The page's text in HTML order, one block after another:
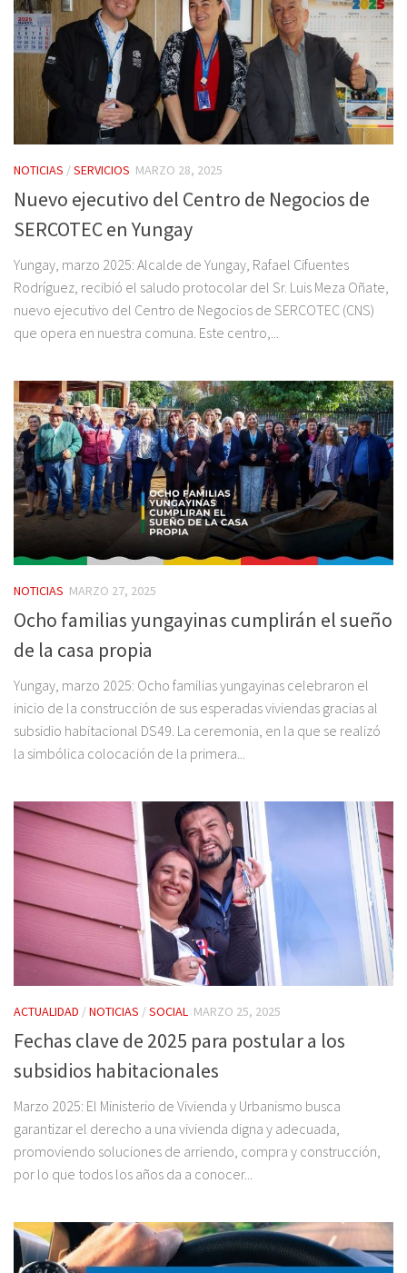
NOTICIAS /SERVICIOS MARZO 28, 2025
Nuevo ejecutivo del Centro de Negocios de
SERCOTEC en Yungay
Yungay, marzo 2025: Alcalde de Yungay, Rafael Cifuentes
Rodríguez, recibió el saludo protocolar del Sr. Luis Meza Oñate,
nuevo ejecutivo del Centro de Negocios de SERCOTEC (CNS)
que opera en nuestra comuna. Este centro,...
NOTICIAS MARZO 27, 2025
Ocho familias yungayinas cumplirán el sueño
de la casa propia
Yungay, marzo 2025: Ocho familias yungayinas celebraron el
inicio de la construcción de sus esperadas viviendas gracias al
subsidio habitacional DS49. La ceremonia, en la que se realizó
la simbólica colocación de la primera...
ACTUALIDAD /NOTICIAS /SOCIAL MARZO 25, 2025
Fechas clave de 2025 para postular a los
subsidios habitacionales
Marzo 2025: El Ministerio de Vivienda y Urbanismo busca
garantizar el derecho a una vivienda digna y adecuada,
promoviendo soluciones de arriendo, compra y construcción,
por lo que todos los años da a conocer...